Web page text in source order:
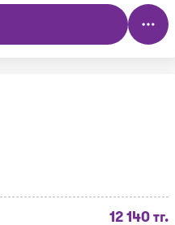
12 140 тг.